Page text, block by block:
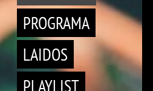
PROGRAMA
LAIDOS
PLAYLIST